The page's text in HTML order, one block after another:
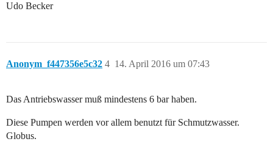
Udo Becker
Anonym_f447356e5c32 14. April 2016 um 07:43
4
Das Antriebswasser muß mindestens 6 bar haben.
Diese Pumpen werden vor allem benutzt für Schmutzwasser.
Globus.